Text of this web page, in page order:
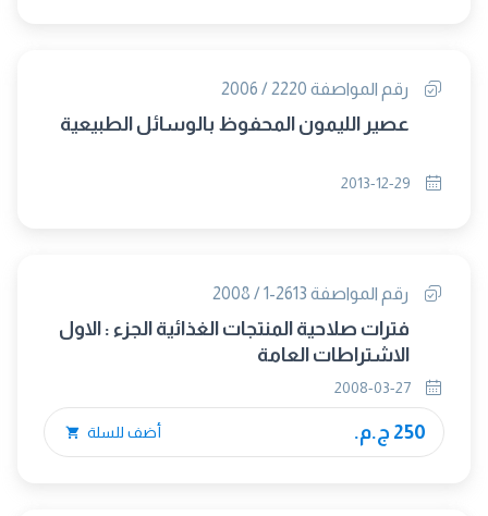
رقم المواصفة 2220 / 2006
عصير الليمون المحفوظ بالوسائل الطبيعية
رقم المواصفة 2613-1 / 2008
فترات صلاحية المنتجات الغذائية الجزء : الاول
الاشتراطات العامة
250 ج.م. أضف للسلة